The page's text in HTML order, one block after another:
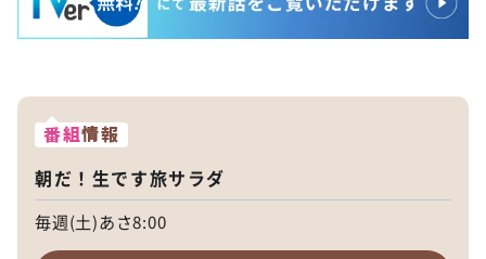
番組情報
朝だ！生です旅サラダ
毎週(土)あさ8:00